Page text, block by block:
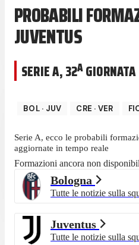
PROBABILI
JUVENTUS
SERIE A,32AGIORNATA
BOL· JUV CRE · VER
Serie A, ecco le probabili
aggiornate in tempo reale
Formazioni ancora non
Bologna
Tutte le notizie sulla
Juventus
Tutte le notizie sulla